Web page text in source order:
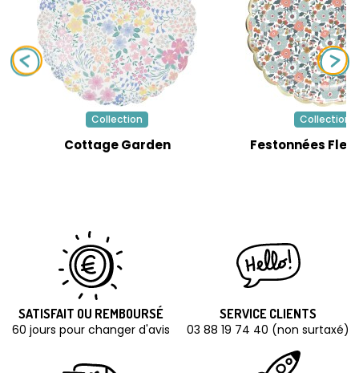
Collection
Cottage Garden
Collection
Festonnées
SATISFAIT OU REMBOURSÉ
60 jours pour changer d'avis
SERVICE CLIENTS
03 88 19 74 40 (non surtaxé)